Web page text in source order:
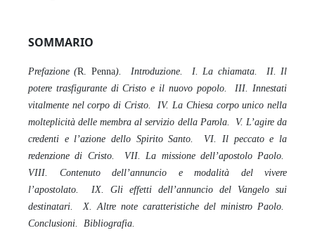
SOMMARIO
Prefazione (R. Penna). Introduzione. I. La chiamata. II. Il
potere trasfigurante di Cristo e il nuovo popolo. III. Innestati
vitalmente nel corpo di Cristo. IV. La Chiesa corpo unico nella
molteplicità delle membra al servizio della Parola. V. L’agire da
credenti e l’azione dello Spirito Santo. VI. Il peccato e la
redenzione di Cristo. VII. La missione dell’apostolo Paolo.
VIII. Contenuto dell’annuncio e modalità del vivere
l’apostolato. IX. Gli effetti dell’annuncio del Vangelo sui
destinatari. X. Altre note caratteristiche del ministro Paolo.
Conclusioni. Bibliografia.